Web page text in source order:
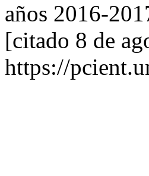
años 2016-
[citado 8 de
https://